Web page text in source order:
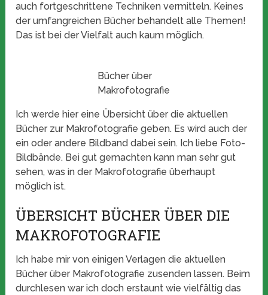
auch fortgeschrittene Techniken vermitteln. Keines
der umfangreichen Bücher behandelt alle Themen!
Das ist bei der Vielfalt auch kaum möglich.
Bücher über
Makrofotografie
Ich werde hier eine Übersicht über die aktuellen
Bücher zur Makrofotografie geben. Es wird auch der
ein oder andere Bildband dabei sein. Ich liebe Foto-
Bildbände. Bei gut gemachten kann man sehr gut
sehen, was in der Makrofotografie überhaupt
möglich ist.
ÜBERSICHT BÜCHER ÜBER DIE
MAKROFOTOGRAFIE
Ich habe mir von einigen Verlagen die aktuellen
Bücher über Makrofotografie zusenden lassen. Beim
durchlesen war ich doch erstaunt wie vielfältig das